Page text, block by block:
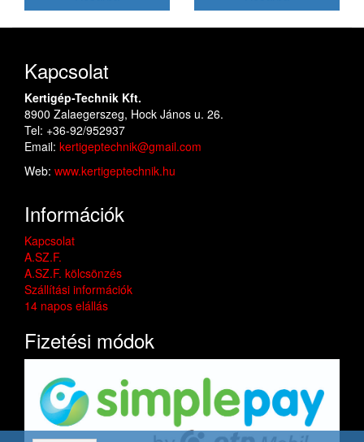
Kapcsolat
Kertigép-Technik Kft.
8900 Zalaegerszeg, Hock János u. 26.
Tel: +36-92/952937
Email: kertigeptechnik@gmail.com
Web: www.kertigeptechnik.hu
Információk
Kapcsolat
A.SZ.F.
A.SZ.F. kölcsönzés
Szállítási információk
14 napos elállás
Fizetési módok